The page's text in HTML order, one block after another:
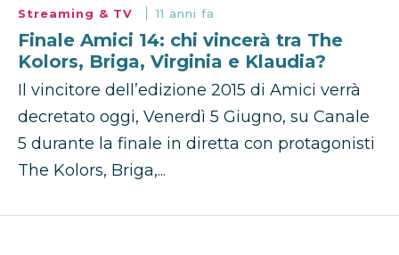
Streaming & TV 11 anni fa
Finale Amici 14: chi vincerà tra The
Kolors, Briga, Virginia e Klaudia?
Il vincitore dell’edizione 2015 di Amici verrà
decretato oggi, Venerdì 5 Giugno, su Canale
5 durante la finale in diretta con protagonisti
The Kolors, Briga,...